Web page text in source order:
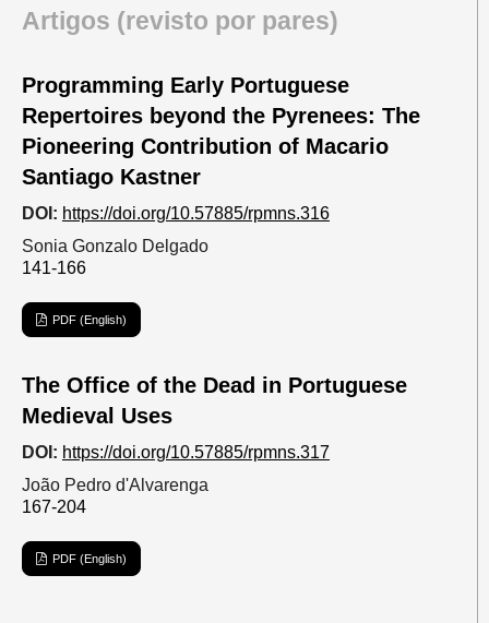
Artigos (revisto por pares)
Programming Early Portuguese
Repertoires beyond the Pyrenees: The
Pioneering Contribution of Macario
Santiago Kastner
DOI: https://doi.org/10.57885/rpmns.316
Sonia Gonzalo Delgado
141-166
PDF (English)
The Office of the Dead in Portuguese
Medieval Uses
DOI: https://doi.org/10.57885/rpmns.317
João Pedro d'Alvarenga
167-204
PDF (English)